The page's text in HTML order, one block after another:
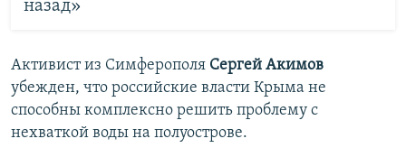
назад»
Активист из Симферополя Сергей Акимов
убежден, что российские власти Крыма не
способны комплексно решить проблему с
нехваткой воды на полуострове.